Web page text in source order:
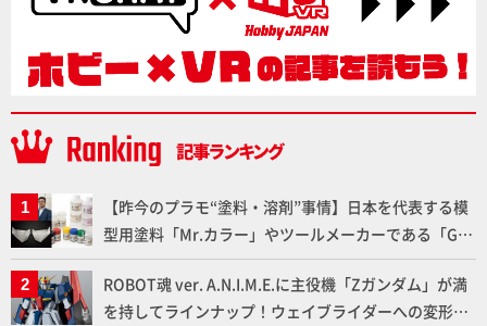
【昨今のプラモ“塗料・溶剤”事情】日本を代表する模
型用塗料「Mr.カラー」やツールメーカーである「GSI
クレオス」が語るラッカー塗料の未来とは？
ROBOT魂 ver. A.N.I.M.E.に主役機「Zガンダム」が満
を持してラインナップ！ウェイブライダーへの変形、